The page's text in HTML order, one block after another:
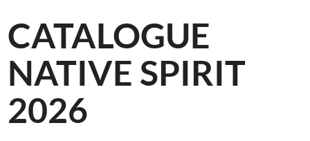
CATALOGUE
NATIVE SPIRIT
2026